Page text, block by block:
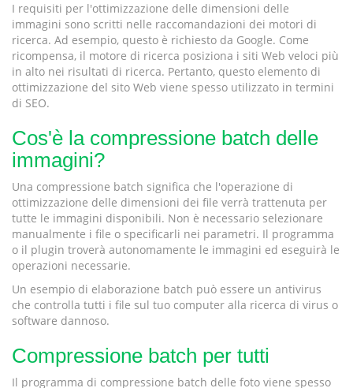
I requisiti per l'ottimizzazione delle dimensioni delle
immagini sono scritti nelle raccomandazioni dei motori di
ricerca. Ad esempio, questo è richiesto da Google. Come
ricompensa, il motore di ricerca posiziona i siti Web veloci più
in alto nei risultati di ricerca. Pertanto, questo elemento di
ottimizzazione del sito Web viene spesso utilizzato in termini
di SEO.
Cos'è la compressione batch delle
immagini?
Una compressione batch significa che l'operazione di
ottimizzazione delle dimensioni dei file verrà trattenuta per
tutte le immagini disponibili. Non è necessario selezionare
manualmente i file o specificarli nei parametri. Il programma
o il plugin troverà autonomamente le immagini ed eseguirà le
operazioni necessarie.
Un esempio di elaborazione batch può essere un antivirus
che controlla tutti i file sul tuo computer alla ricerca di virus o
software dannoso.
Compressione batch per tutti
Il programma di compressione batch delle foto viene spesso